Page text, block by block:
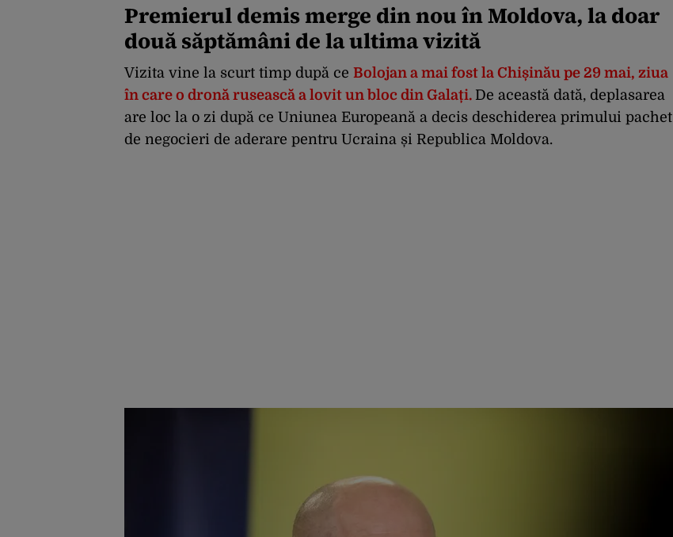
Premierul demis merge din nou în Moldova, la doar
două săptămâni de la ultima vizită
Vizita vine la scurt timp după ce Bolojan a mai fost la Chișinău pe 29 mai, ziua
în care o dronă rusească a lovit un bloc din Galați. De această dată, deplasarea
are loc la o zi după ce Uniunea Europeană a decis deschiderea primului pachet
de negocieri de aderare pentru Ucraina și Republica Moldova.